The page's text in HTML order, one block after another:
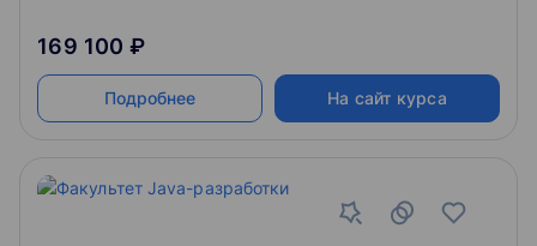
169 100 ₽
Подробнее На сайт курса